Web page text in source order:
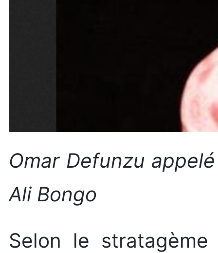
Omar Defunzu
Ali Bongo
Selon le